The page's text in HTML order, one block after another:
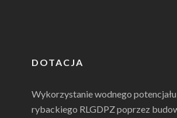
DOTACJA
Wykorzystanie wodnego
rybackiego RLGDPZ poprzez